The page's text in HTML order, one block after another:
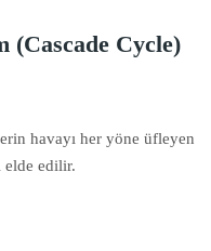
(Cascade Cycle)
havayı her yöne üfleyen
elde edilir.